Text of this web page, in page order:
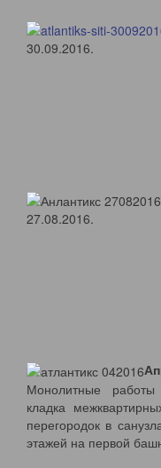
30.09.2016.
27.08.2016.
Монолитные
кладка
перегородок в
этажей на первой